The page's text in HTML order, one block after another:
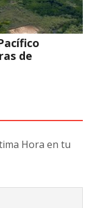
de
Hora en tu